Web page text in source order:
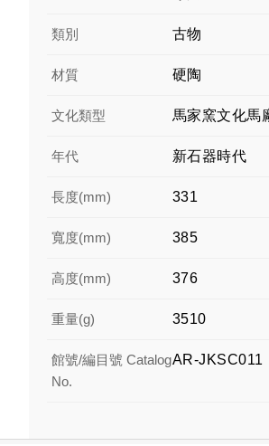
類別 古物
材質 硬陶
文化類型 馬家窯文化馬
年代 新石器時代
長度(mm) 331
寬度(mm) 385
高度(mm) 376
重量(g) 3510
館號/編目號 Catalog
No.
AR-JKSC011